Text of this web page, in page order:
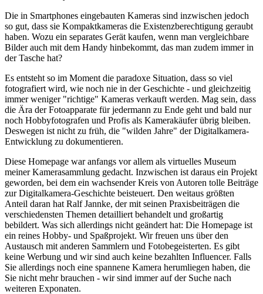
Die in Smartphones eingebauten Kameras sind inzwischen jedoch
so gut, dass sie Kompaktkameras die Existenzberechtigung geraubt
haben. Wozu ein separates Gerät kaufen, wenn man vergleichbare
Bilder auch mit dem Handy hinbekommt, das man zudem immer in
der Tasche hat?
Es entsteht so im Moment die paradoxe Situation, dass so viel
fotografiert wird, wie noch nie in der Geschichte - und gleichzeitig
immer weniger "richtige" Kameras verkauft werden. Mag sein, dass
die Ära der Fotoapparate für jedermann zu Ende geht und bald nur
noch Hobbyfotografen und Profis als Kamerakäufer übrig bleiben.
Deswegen ist nicht zu früh, die "wilden Jahre" der Digitalkamera-
Entwicklung zu dokumentieren.
Diese Homepage war anfangs vor allem als virtuelles Museum
meiner Kamerasammlung gedacht. Inzwischen ist daraus ein Projekt
geworden, bei dem ein wachsender Kreis von Autoren tolle Beiträge
zur Digitalkamera-Geschichte beisteuert. Den weitaus größten
Anteil daran hat Ralf Jannke, der mit seinen Praxisbeiträgen die
verschiedensten Themen detailliert behandelt und großartig
bebildert. Was sich allerdings nicht geändert hat: Die Homepage ist
ein reines Hobby- und Spaßprojekt. Wir freuen uns über den
Austausch mit anderen Sammlern und Fotobegeisterten. Es gibt
keine Werbung und wir sind auch keine bezahlten Influencer. Falls
Sie allerdings noch eine spannene Kamera herumliegen haben, die
Sie nicht mehr brauchen - wir sind immer auf der Suche nach
weiteren Exponaten.